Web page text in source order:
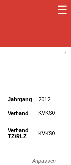
☰
Jahrgang 2012
Verband KVKSO
Verband
TZ/RLZ
KVKSO
Anpassen